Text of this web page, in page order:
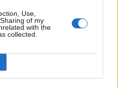
Use,
of my
with the
collected.